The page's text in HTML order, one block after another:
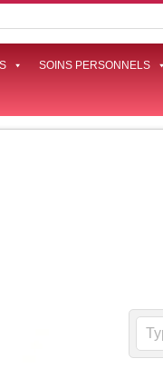
SOINS PERSONNELS